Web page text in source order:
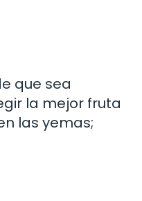
que sea
la mejor fruta
las yemas;